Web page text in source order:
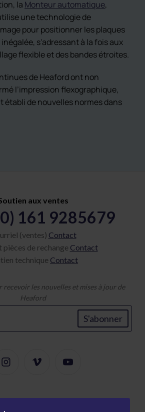
la Monteur automatique,
une technologie de
pour positionner les plaques
s'adressant à la fois aux
flexible et des bandes étroites.
de Heaford ont non
l’impression flexographique,
établi de nouvelles normes dans
aux ventes
161 9285679
(ventes) Contact
pièces de rechange Contact
technique Contact
recevoir les nouvelles et mises à jour de
Heaford
S'abonner